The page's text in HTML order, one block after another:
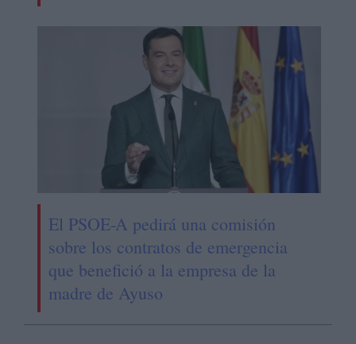
El PSOE-A pedirá una comisión
sobre los contratos de emergencia
que benefició a la empresa de la
madre de Ayuso